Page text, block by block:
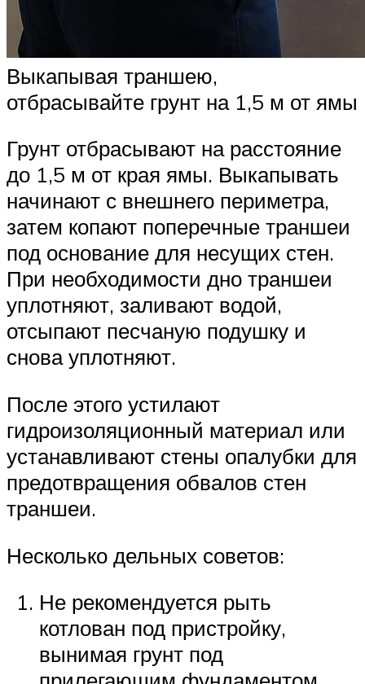
Выкапывая траншею,
отбрасывайте грунт на 1,5 м от ямы
Грунт отбрасывают на расстояние
до 1,5 м от края ямы. Выкапывать
начинают с внешнего периметра,
затем копают поперечные траншеи
под основание для несущих стен.
При необходимости дно траншеи
уплотняют, заливают водой,
отсыпают песчаную подушку и
снова уплотняют.
После этого устилают
гидроизоляционный материал или
устанавливают стены опалубки для
предотвращения обвалов стен
траншеи.
Несколько дельных советов:
Не рекомендуется рыть
котлован под пристройку,
вынимая грунт под